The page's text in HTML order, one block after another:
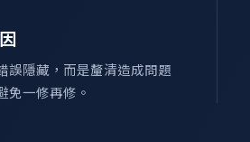
誤隱藏，而是釐清造成問題
免一修再修。